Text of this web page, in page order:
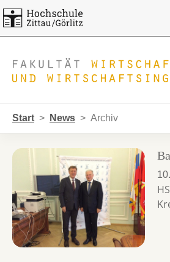
Start News Archiv